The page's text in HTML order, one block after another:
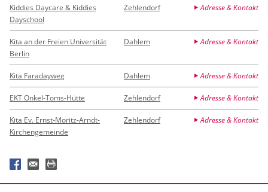
Kiddies Daycare & Kiddies
Dayschool
Zehlendorf Adresse & Kontakt
Kita an der Freien Universität
Berlin
Dahlem Adresse & Kontakt
Kita Faradayweg Dahlem Adresse & Kontakt
EKT Onkel-Toms-Hütte Zehlendorf Adresse & Kontakt
Kita Ev. Ernst-Moritz-Arndt-
Kirchengemeinde
Zehlendorf Adresse & Kontakt